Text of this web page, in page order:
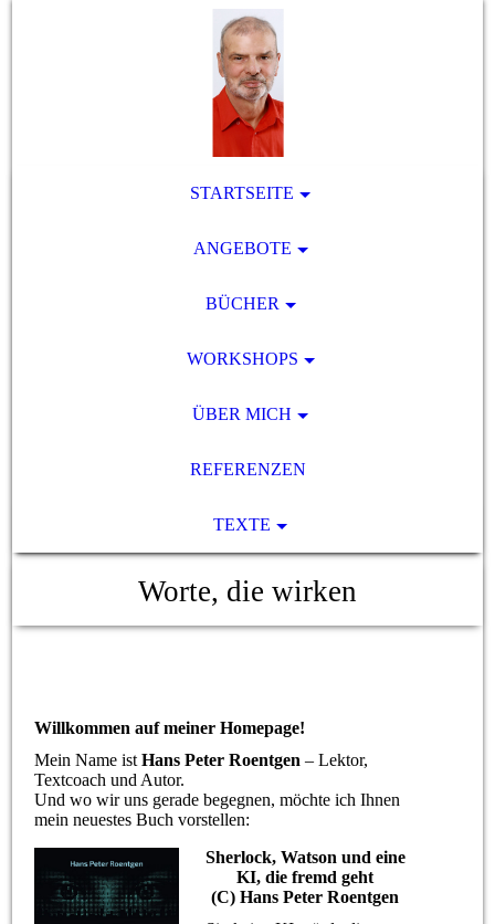
STARTSEITE
ANGEBOTE
BÜCHER
WORKSHOPS
ÜBER MICH
REFERENZEN
TEXTE
Worte, die wirken
Willkommen auf meiner Homepage!
Mein Name istHans Peter Roentgen – Lektor,
Textcoach und Autor.
Und wo wir uns gerade begegnen, möchte ich Ihnen
mein neuestes Buch vorstellen:
Sherlock, Watson und eine
KI, die fremd geht
(C) Hans Peter Roentgen